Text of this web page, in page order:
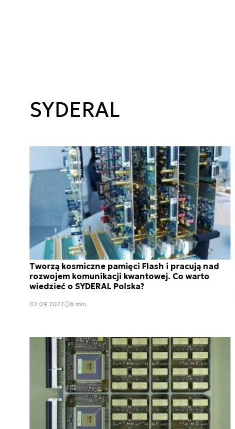
SYDERAL
Tworzą kosmiczne pamięci Flash i pracują nad
rozwojem komunikacji kwantowej. Co warto
wiedzieć o SYDERAL Polska?
02.09.2022 6 min.